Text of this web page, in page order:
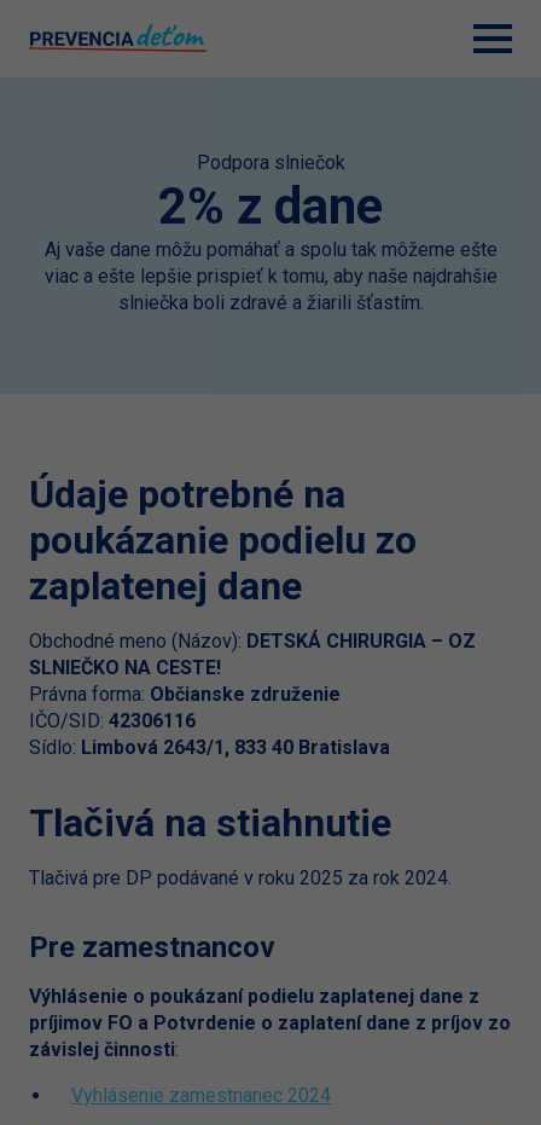
Podpora slniečok
2% z dane
Aj vaše dane môžu pomáhať a spolu tak môžeme ešte
viac a ešte lepšie prispieť k tomu, aby naše najdrahšie
slniečka boli zdravé a žiarili šťastím.
Údaje potrebné na
poukázanie podielu zo
zaplatenej dane
Obchodné meno (Názov): DETSKÁ CHIRURGIA – OZ
SLNIEČKO NA CESTE!
Právna forma: Občianske združenie
IČO/SID: 42306116
Sídlo: Limbová 2643/1, 833 40 Bratislava
Tlačivá na stiahnutie
Tlačivá pre DP podávané v roku 2025 za rok 2024.
Pre zamestnancov
Výhlásenie o poukázaní podielu zaplatenej dane z
príjimov FO a Potvrdenie o zaplatení dane z príjov zo
závislej činnosti:
Vyhlásenie zamestnanec 2024